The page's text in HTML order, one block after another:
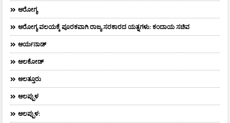
ಆರೋಗ್ಯ
ಆರೋಗ್ಯ ವಲಯಕ್ಕೆ ಪೂರಕವಾಗಿ ರಾಜ್ಯ ಸರಕಾರದ ಯತ್ನಗಳು: ಕಂದಾಯ ಸಚಿವ
ಆರ್ಯನಾಡ್
ಆಲಕೋಡ್
ಆಲತ್ತೂರು
ಆಲಪ್ಪುಳ
ಆಲಪ್ಪುಳ: